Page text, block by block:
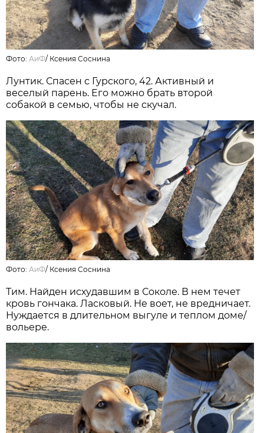
Фото: АиФ/ Ксения Соснина
Лунтик. Спасен с Гурского, 42. Активный и
веселый парень. Его можно брать второй
собакой в семью, чтобы не скучал.
Фото: АиФ/ Ксения Соснина
Тим. Найден исхудавшим в Соколе. В нем течет
кровь гончака. Ласковый. Не воет, не вредничает.
Нуждается в длительном выгуле и теплом доме/
вольере.